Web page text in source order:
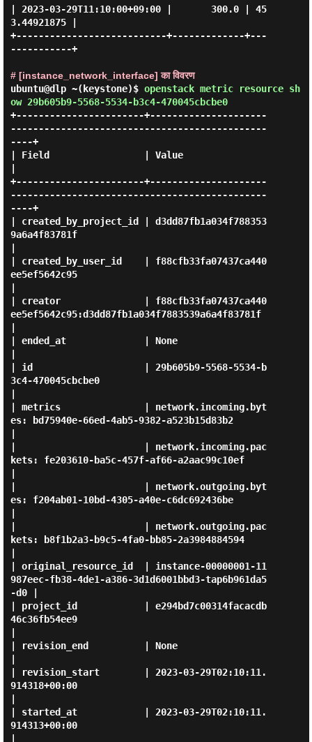
| 2023-03-29T11:10:00+09:00 |       300.0 | 45
3.44921875 |
+---------------------------+-------------+---
-----------+
# [instance_network_interface] का विवरण
ubuntu@dlp ~(keystone)$ openstack metric resource sh
ow 29b605b9-5568-5534-b3c4-470045cbcbe0
+-----------------------+---------------------
----------------------------------------------
----+
| Field                 | Value
+-----------------------+---------------------
----------------------------------------------
----+
| created_by_project_id | d3dd87fb1a034f788353
9a6a4f83781f
| created_by_user_id    | f88cfb33fa07437ca440
ee5ef5642c95
| creator               | f88cfb33fa07437ca440
ee5ef5642c95:d3dd87fb1a034f7883539a6a4f83781f
| ended_at              | None
| id                    | 29b605b9-5568-5534-b
3c4-470045cbcbe0
| metrics               | network.incoming.byt
es: bd75940e-66ed-4ab5-9382-a523b15d83b2
|                       | network.incoming.pac
kets: fe203610-ba5c-457f-af66-a2aac99c10ef
|                       | network.outgoing.byt
es: f204ab01-10bd-4305-a40e-c6dc692436be
|                       | network.outgoing.pac
kets: b8f1b2a3-b9c5-4fa0-bb85-2a3984884594
| original_resource_id  | instance-00000001-11
987eec-fb38-4de1-a386-3d1d6001bbd3-tap6b961da5
-d0 |
| project_id            | e294bd7c00314facacdb
46c36fb54ee9
| revision_end          | None
| revision_start        | 2023-03-29T02:10:11.
914318+00:00
| started_at            | 2023-03-29T02:10:11.
914313+00:00